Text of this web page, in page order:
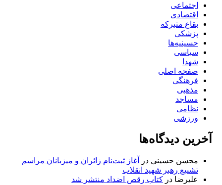
اجتماعی
اقتصادی
بقاع متبرکه
پزشکی
حسینیه‌ها
سیاسی
شهدا
صفحه اصلی
فرهنگی
مذهبی
مساجد
نظامی
ورزشی
آخرین دیدگاه‌ها
محسن حسینی در
آغاز ثبت‌نام زائران و میزبانان مراسم
تشییع رهبر شهید انقلاب
علیرضا در کتاب رقص اضداد منتشر شد